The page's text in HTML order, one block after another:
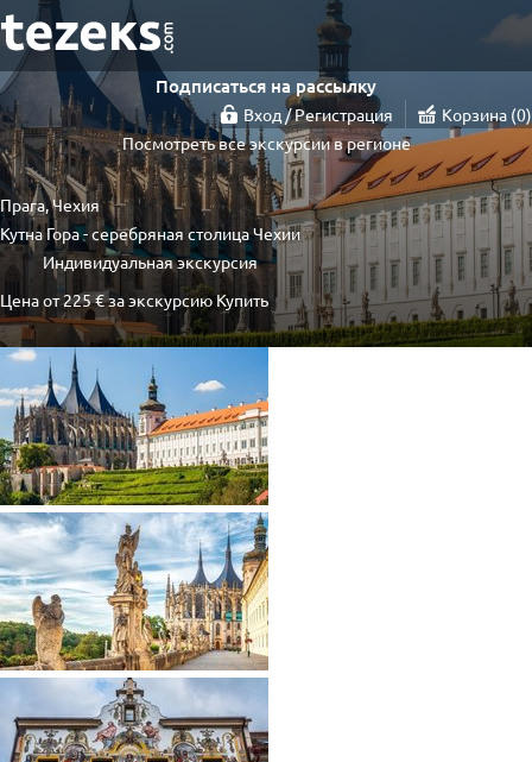
Подписаться на рассылку
Вход / Регистрация Корзина 0
Посмотреть все экскурсии в регионе
Прага, Чехия
Кутна Гора - серебряная столица Чехии
Индивидуальная экскурсия
Цена от225 €за экскурсиюКупить